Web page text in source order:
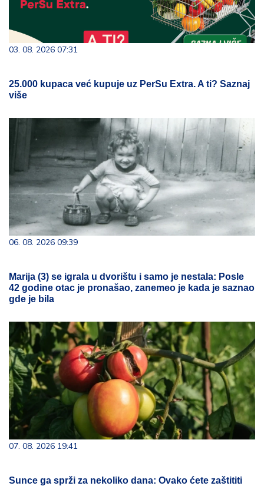
03. 08. 2026 07:31
25.000 kupaca već kupuje uz PerSu Extra. A ti? Saznaj
više
06. 08. 2026 09:39
Marija (3) se igrala u dvorištu i samo je nestala: Posle
42 godine otac je pronašao, zanemeo je kada je saznao
gde je bila
07. 08. 2026 19:41
Sunce ga sprži za nekoliko dana: Ovako ćete zaštititi